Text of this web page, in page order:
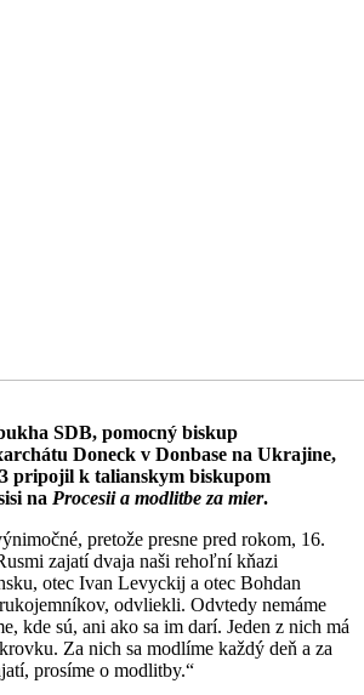
SDB, pomocný biskup
Doneck v Donbase na Ukrajine,
pripojil k talianskym biskupom
na Procesii a modlitbe za mier.
pretože presne pred rokom, 16.
zajatí dvaja naši rehoľní kňazi
otec Ivan Levyckij a otec Bohdan
odvliekli. Odvtedy nemáme
kde sú, ani ako sa im darí. Jeden z nich má
Za nich sa modlíme každý deň a za
prosíme o modlitby.“